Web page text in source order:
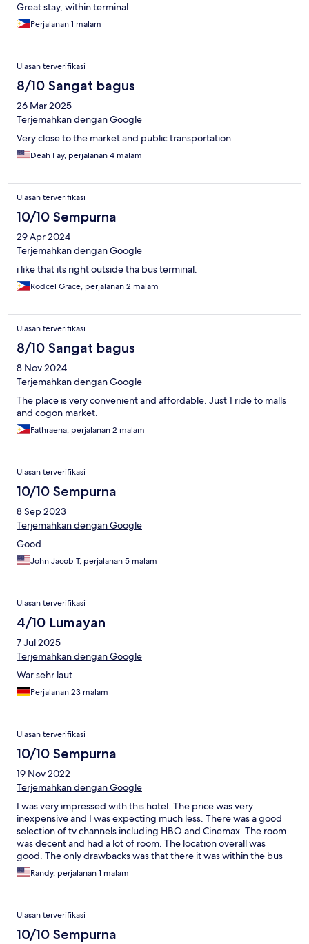
Great stay, within terminal
Perjalanan 1 malam
Ulasan terverifikasi
8/10 Sangat bagus
26 Mar 2025
Terjemahkan dengan Google
Very close to the market and public transportation.
Deah Fay, perjalanan 4 malam
Ulasan terverifikasi
10/10 Sempurna
29 Apr 2024
Terjemahkan dengan Google
i like that its right outside tha bus terminal.
Rodcel Grace, perjalanan 2 malam
Ulasan terverifikasi
8/10 Sangat bagus
8 Nov 2024
Terjemahkan dengan Google
The place is very convenient and affordable. Just 1 ride to malls
and cogon market.
Fathraena, perjalanan 2 malam
Ulasan terverifikasi
10/10 Sempurna
8 Sep 2023
Terjemahkan dengan Google
Good
John Jacob T, perjalanan 5 malam
Ulasan terverifikasi
4/10 Lumayan
7 Jul 2025
Terjemahkan dengan Google
War sehr laut
Perjalanan 23 malam
Ulasan terverifikasi
10/10 Sempurna
19 Nov 2022
Terjemahkan dengan Google
I was very impressed with this hotel. The price was very
inexpensive and I was expecting much less. There was a good
selection of tv channels including HBO and Cinemax. The room
was decent and had a lot of room. The location overall was
good. The only drawbacks was that there it was within the bus
station complex so there was a lot of noise and when you went
outside, you got hassled by everyone for travel or money. This
Randy, perjalanan 1 malam
Ulasan terverifikasi
10/10 Sempurna